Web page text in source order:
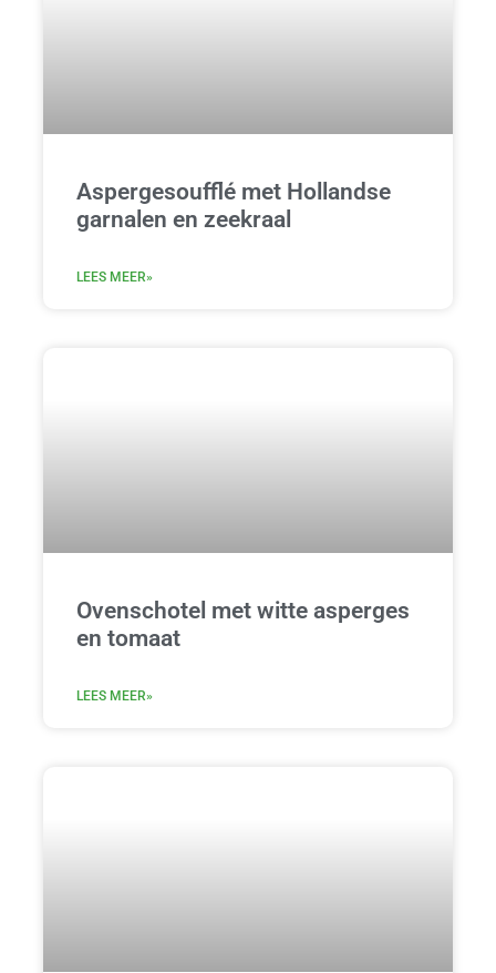
Aspergesoufflé met Hollandse
garnalen en zeekraal
LEES MEER»
Ovenschotel met witte asperges
en tomaat
LEES MEER»